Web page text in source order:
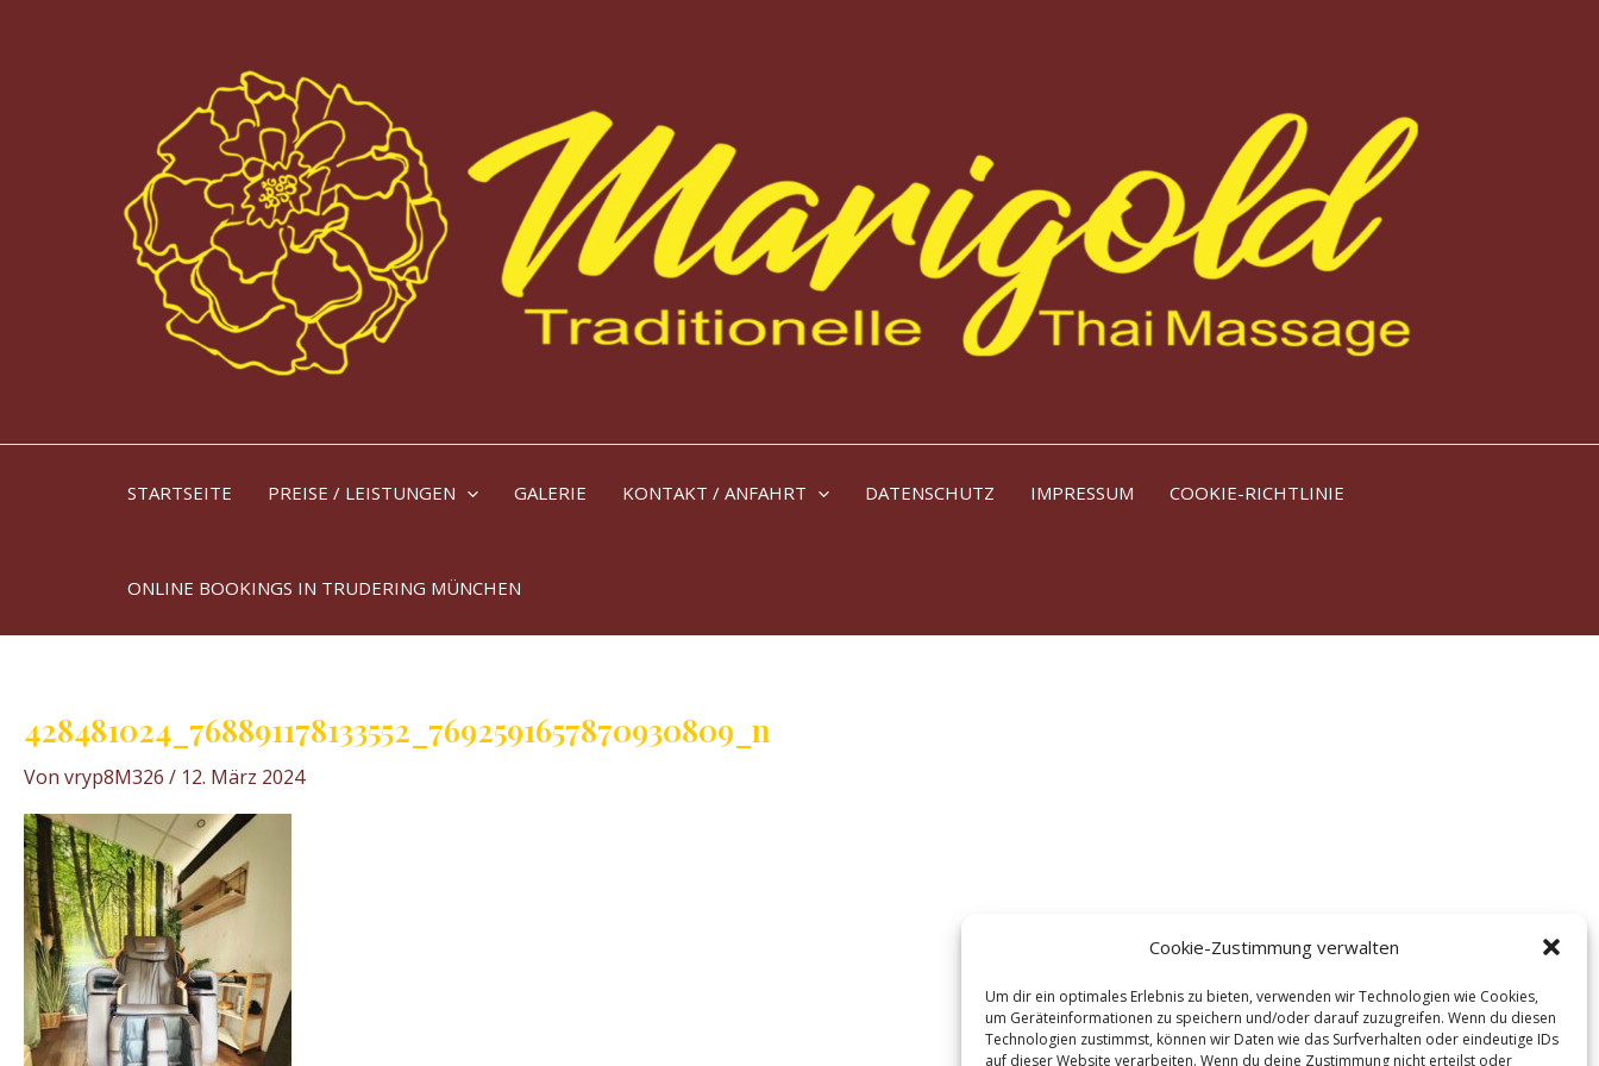
Cookie-Zustimmung verwalten
Um dir ein optimales Erlebnis zu bieten, verwenden wir Technologien wie Cookies,
um Geräteinformationen zu speichern und/oder darauf zuzugreifen. Wenn du diesen
Technologien zustimmst, können wir Daten wie das Surfverhalten oder eindeutige IDs
auf dieser Website verarbeiten. Wenn du deine Zustimmung nicht erteilst oder
STARTSEITE PREISE / LEISTUNGEN GALERIE KONTAKT / ANFAHRT DATENSCHUTZ IMPRESSUM COOKIE-RICHTLINIE
ONLINE BOOKINGS IN TRUDERING MÜNCHEN
428481024_768891178133552_7692591657870930809_n
Von vryp8M326 / 12. März 2024